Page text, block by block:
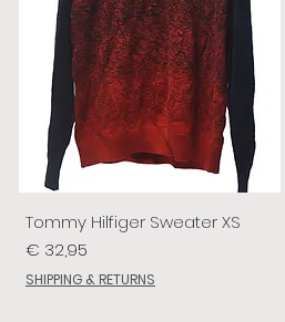
Tommy Hilfiger Sweater XS
Prijs
€ 32,95
SHIPPING & RETURNS